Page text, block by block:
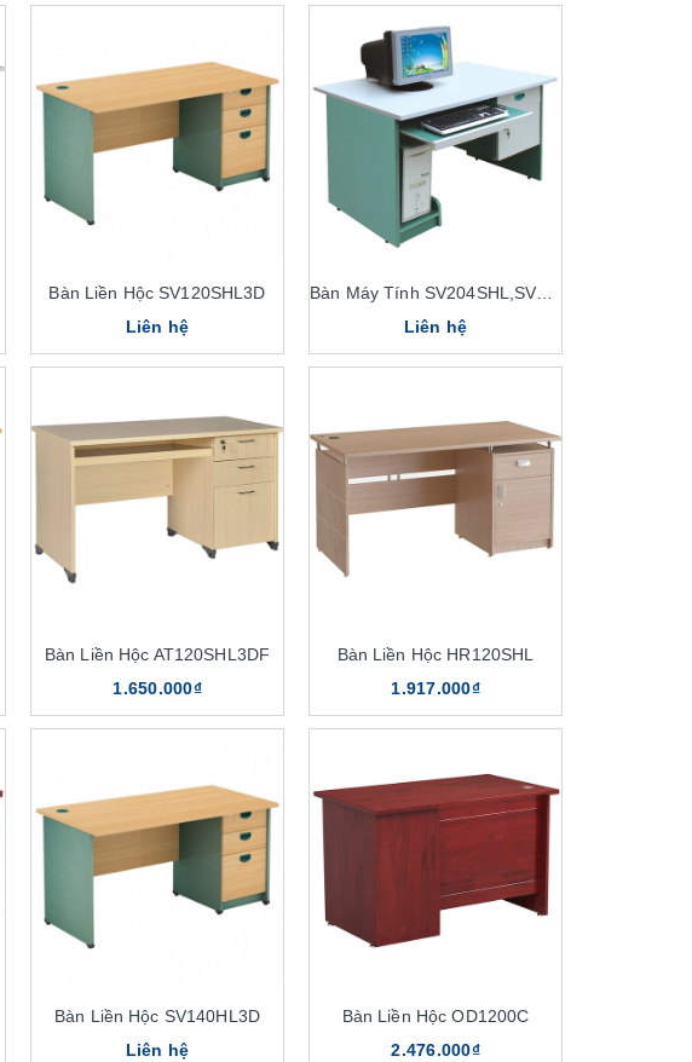
Bàn Liền Hộc SV120SHL3D
Liên hệ
Bàn Máy Tính SV204SHL,SV204HL
Liên hệ
Bàn Liền Hộc AT120SHL3DF
1.650.000₫
Bàn Liền Hộc HR120SHL
1.917.000₫
Bàn Liền Hộc SV140HL3D
Liên hệ
Bàn Liền Hộc OD1200C
2.476.000₫